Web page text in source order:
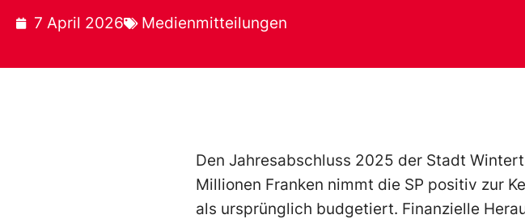
7 April 2026 Medienmitteilungen
Den Jahresabschluss 2025 der Stadt
Millionen Franken nimmt die SP positiv zur
als ursprünglich budgetiert. Finanzielle